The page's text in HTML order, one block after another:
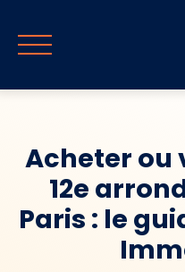
Accueil Vendre
Acheter ou
12e
Paris : le